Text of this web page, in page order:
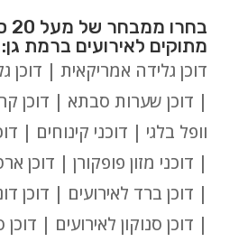
מתוקים לאירועים ברמת גן:
דוכן גלידה אמריקאית | דוכן
| דוכן שערות סבתא | דוכן
וופל בלגי | דוכני קינוחים |
| דוכני מזון פופקורן | דוכן
| דוכן ברד לאירועים | דוכן
| דוכן סנוקון לאירועים | דוכן